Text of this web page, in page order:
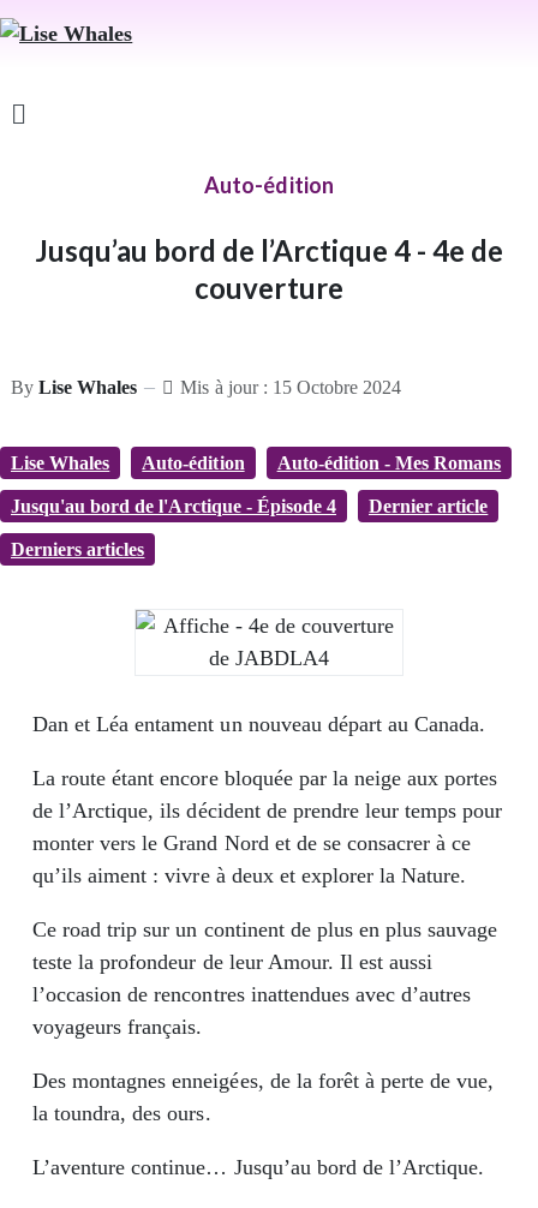
Auto-édition
Jusqu’au bord de l’Arctique 4 - 4e de
couverture
By Lise Whales Mis à jour : 15 Octobre 2024
Lise Whales Auto-édition Auto-édition - Mes Romans
Jusqu'au bord de l'Arctique - Épisode 4 Dernier article
Derniers articles
Dan et Léa entament un nouveau départ au Canada.
La route étant encore bloquée par la neige aux portes
de l’Arctique, ils décident de prendre leur temps pour
monter vers le Grand Nord et de se consacrer à ce
qu’ils aiment : vivre à deux et explorer la Nature.
Ce road trip sur un continent de plus en plus sauvage
teste la profondeur de leur Amour. Il est aussi
l’occasion de rencontres inattendues avec d’autres
voyageurs français.
Des montagnes enneigées, de la forêt à perte de vue,
la toundra, des ours.
L’aventure continue… Jusqu’au bord de l’Arctique.